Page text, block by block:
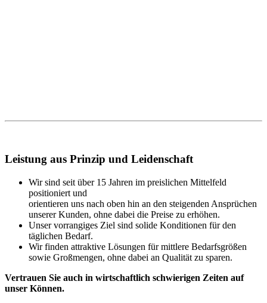
Leistung aus Prinzip und Leidenschaft
Wir sind seit über 15 Jahren im preislichen Mittelfeld
positioniert und
orientieren uns nach oben hin an den steigenden Ansprüchen
unserer Kunden, ohne dabei die Preise zu erhöhen.
Unser vorrangiges Ziel sind solide Konditionen für den
täglichen Bedarf.
Wir finden attraktive Lösungen für mittlere Bedarfsgrößen
sowie Großmengen, ohne dabei an Qualität zu sparen.
Vertrauen Sie auch in wirtschaftlich schwierigen Zeiten auf
unser Können.